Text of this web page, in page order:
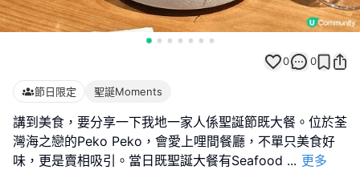
0 0
節日限定 聖誕Moments
講到美食，要分享一下我地一家人係聖誕節既大餐。位於荃
灣海之戀的Peko Peko，會愛上哩間餐廳，不單只美食好
味，更是賣相吸引。當日既聖誕大餐有Seafood ... 更多